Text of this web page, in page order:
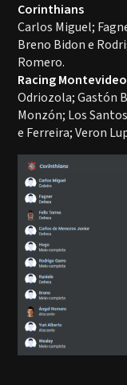
Corinthians
Carlos Miguel;
Breno Bidon e
Romero.
Racing Montevideo
Odriozola; Gastón
Monzón; Los
e Ferreira; Veron